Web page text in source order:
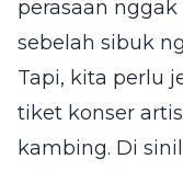
perasaan
sebelah sibuk
Tapi, kita perlu
tiket konser
kambing. Di